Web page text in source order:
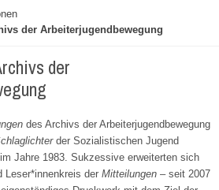
der Arbeiterjugendbewegung
der
des Archivs der Arbeiterjugendbewegung
der Sozialistischen Jugend
Jahre 1983. Sukzessive erweiterten sich
Leser*innenkreis der Mitteilungen – seit 2007